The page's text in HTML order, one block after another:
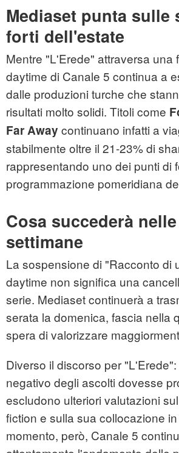
Mediaset punta sulle
forti dell'estate
Mentre "L'Erede" attraversa una
daytime di Canale 5 continua a
dalle produzioni turche che
risultati molto solidi. Titoli come
Far Away continuano infatti a
stabilmente oltre il 21-23% di
rappresentando uno dei punti di
programmazione pomeridiana
Cosa succederà
settimane
La sospensione di "Racconto di
daytime non significa una
serie. Mediaset continuerà a
serata la domenica, fascia nella
spera di valorizzare
Diverso il discorso per
negativo degli ascolti dovesse
escludono ulteriori valutazioni
fiction e sulla sua collocazione
momento, però, Canale 5